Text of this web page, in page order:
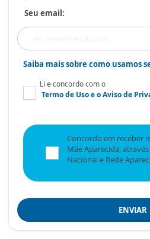
Seu email:
Saiba mais sobre como usamos
Li e concordo com o
Termo de Usoe oAviso de
Concordo em receber
Mãe Aparecida,
Nacional e Rede
ENVIAR